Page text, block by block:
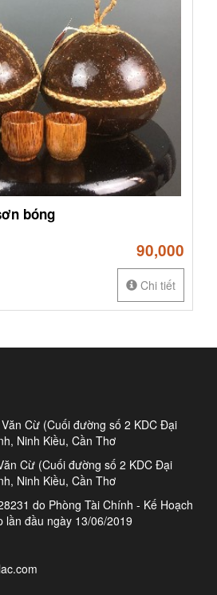
bóng
90,000
Chi tiết
Cừ (Cuối đường số 2 KDC Đại
Ninh Kiều, Cần Thơ
Cừ (Cuối đường số 2 KDC Đại
Ninh Kiều, Cần Thơ
do Phòng Tài Chính - Kế Hoạch
lần đầu ngày 13/06/2019